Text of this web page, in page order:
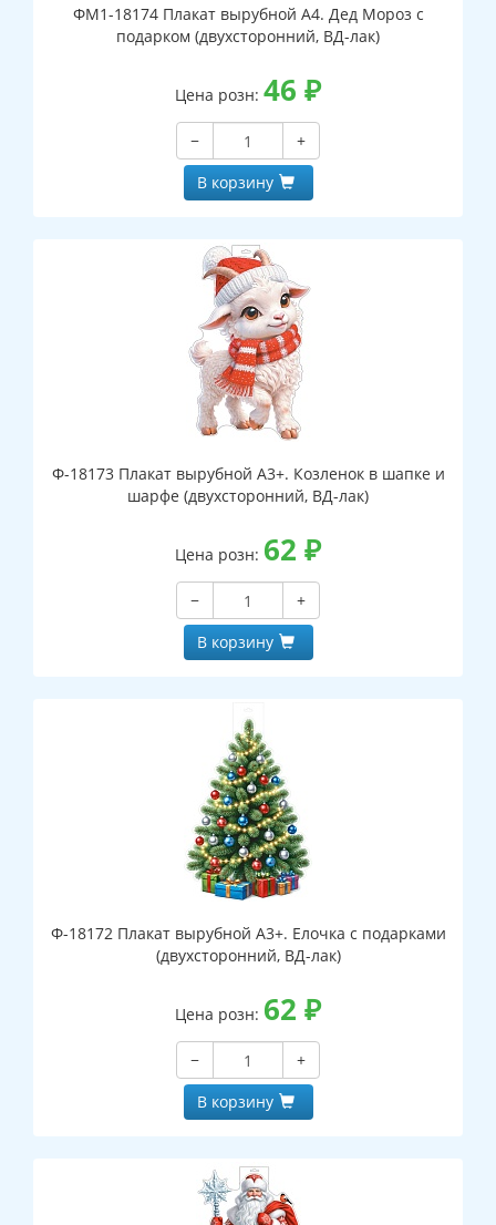
ФМ1-18174 Плакат вырубной А4. Дед Мороз с
подарком (двухсторонний, ВД-лак)
Цена розн: 46 ₽
−
+
В корзину
Ф-18173 Плакат вырубной А3+. Козленок в шапке и
шарфе (двухсторонний, ВД-лак)
Цена розн: 62 ₽
−
+
В корзину
Ф-18172 Плакат вырубной А3+. Елочка с подарками
(двухсторонний, ВД-лак)
Цена розн: 62 ₽
−
+
В корзину